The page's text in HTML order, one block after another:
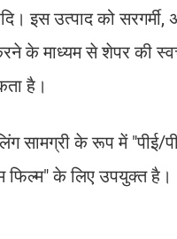
इस उत्पाद को
के माध्यम से शेपर की
है।
सामग्री के रूप में "पीई/
फिल्म" के लिए उपयुक्त है।